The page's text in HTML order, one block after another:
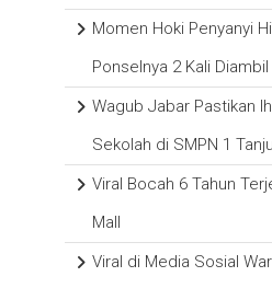
Momen Hoki Penyanyi
Ponselnya 2 Kali
Wagub Jabar Pastikan
Sekolah di SMPN 1
Viral Bocah 6 Tahun
Mall
Viral di Media Sosial